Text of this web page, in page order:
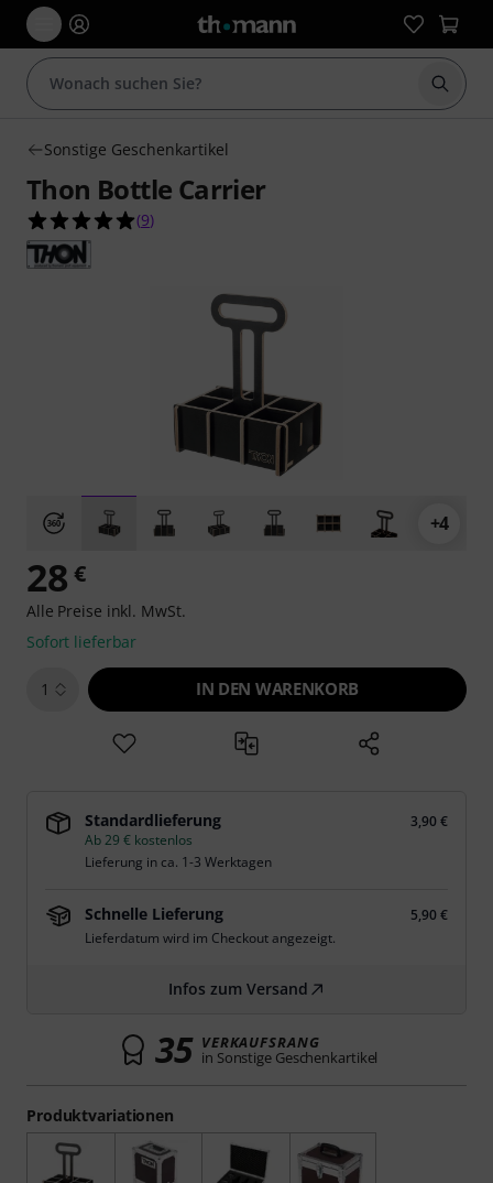
Suche
Sonstige Geschenkartikel
Thon Bottle Carrier
5.0 von 5 Sternen aus 9 Kundenbewertungen
(9)
+4
Produktvariationen
28 €
Alle Preise inkl. MwSt.
Sofort lieferbar
1 IN DEN WARENKORB
Standardlieferung
3,90 €
Ab 29 € kostenlos
Lieferung in ca. 1-3 Werktagen
Schnelle Lieferung
5,90 €
Lieferdatum wird im Checkout angezeigt.
Infos zum Versand
35 VERKAUFSRANG
in Sonstige Geschenkartikel